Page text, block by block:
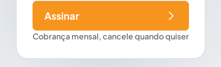
Cobrança mensal, cancele quando quiser
Assinar